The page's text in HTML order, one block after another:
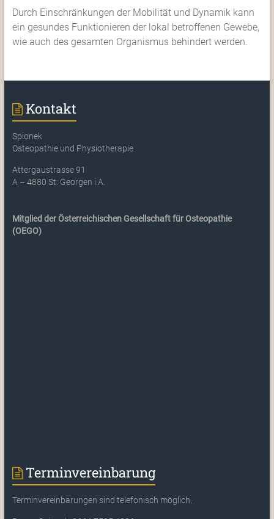
Durch Einschränkungen der Mobilität und Dynamik kann
ein gesundes Funktionieren der lokal betroffenen Gewebe,
wie auch des gesamten Organismus behindert werden.
Kontakt
Spionek
Osteopathie und Physiotherapie
Attergaustrasse 91
A – 4880 St. Georgen i.A.
Mitglied der Österreichischen Gesellschaft für Osteopathie
(OEGO)
Terminvereinbarung
Terminvereinbarungen sind telefonisch möglich.